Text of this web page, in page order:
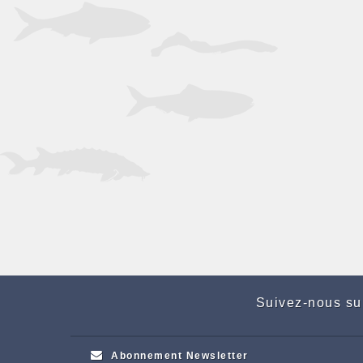
Suivez-nous
Abonnement Newsletter